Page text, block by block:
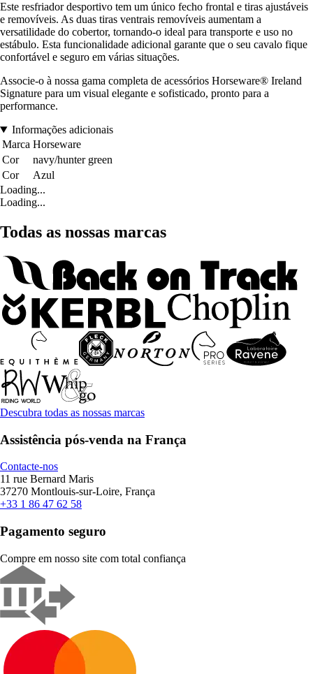
Este resfriador desportivo tem um único fecho frontal e tiras ajustáveis
e removíveis. As duas tiras ventrais removíveis aumentam a
versatilidade do cobertor, tornando-o ideal para transporte e uso no
estábulo. Esta funcionalidade adicional garante que o seu cavalo fique
confortável e seguro em várias situações.
Associe-o à nossa gama completa de acessórios Horseware® Ireland
Signature para um visual elegante e sofisticado, pronto para a
performance.
Informações adicionais
Marca Horseware
Cor
navy/hunter green
Cor
Azul
Loading...
Loading...
Todas as nossas marcas
Descubra todas as nossas marcas
Assistência pós-venda na França
Contacte-nos
11 rue Bernard Maris
37270 Montlouis-sur-Loire, França
+33 1 86 47 62 58
Pagamento seguro
Compre em nosso site com total confiança